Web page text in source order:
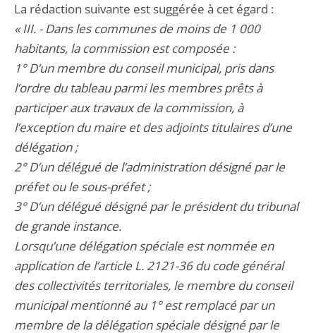
La rédaction suivante est suggérée à cet égard :
« III. - Dans les communes de moins de 1 000
habitants, la commission est composée :
1° D’un membre du conseil municipal, pris dans
l’ordre du tableau parmi les membres prêts à
participer aux travaux de la commission, à
l’exception du maire et des adjoints titulaires d’une
délégation ;
2° D’un délégué de l’administration désigné par le
préfet ou le sous-préfet ;
3° D’un délégué désigné par le président du tribunal
de grande instance.
Lorsqu’une délégation spéciale est nommée en
application de l’article L. 2121-36 du code général
des collectivités territoriales, le membre du conseil
municipal mentionné au 1° est remplacé par un
membre de la délégation spéciale désigné par le